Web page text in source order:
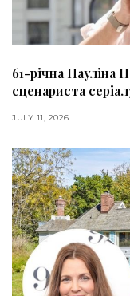
61-річна Пауліна
сценариста
JULY 11, 2026